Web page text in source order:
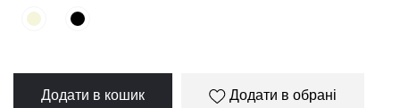
Додати в кошик Додати в обрані